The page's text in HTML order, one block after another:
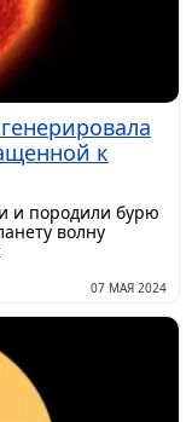
к
и породили бурю
волну
07 МАЯ 2024